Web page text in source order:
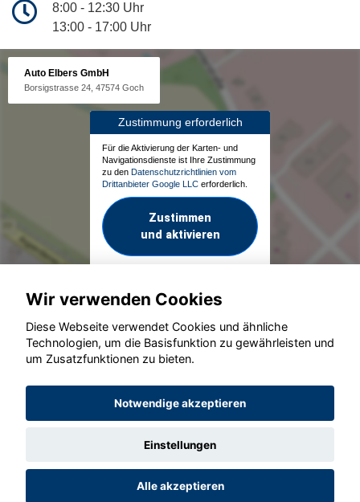
8:00 - 12:30 Uhr
13:00 - 17:00 Uhr
Auto Elbers GmbH
Borsigstrasse 24, 47574 Goch
Zustimmung erforderlich
Für die Aktivierung der Karten- und
Navigationsdienste ist Ihre Zustimmung
zu den Datenschutzrichtlinien vom
Drittanbieter Google LLC erforderlich.
Zustimmen
und aktivieren
© konjunkturmotor.de GmbH 2020 - 2026
Wir verwenden Cookies
Diese Webseite verwendet Cookies und ähnliche
Technologien, um die Basisfunktion zu gewährleisten und
um Zusatzfunktionen zu bieten.
Notwendige akzeptieren
Einstellungen
Alle akzeptieren